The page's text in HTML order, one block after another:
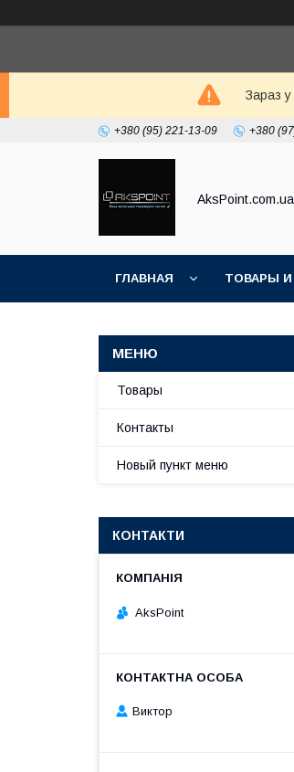
Зараз
+380 (95) 221-13-09 +380
AksPoint.com.ua
ГЛАВНАЯ ТОВАРЫ И
Товары
Контакты
Новый пункт меню
КОНТАКТИ
AksPoint
Виктор